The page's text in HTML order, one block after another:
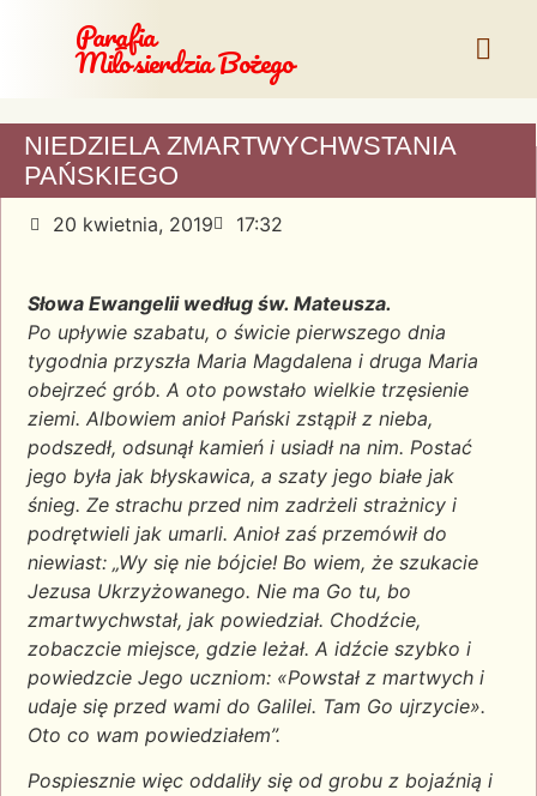
Parafia
Miłosierdzia Bożego
NIEDZIELA ZMARTWYCHWSTANIA
PAŃSKIEGO
20 kwietnia, 2019 17:32
Słowa Ewangelii według św. Mateusza.
Po upływie szabatu, o świcie pierwszego dnia
tygodnia przyszła Maria Magdalena i druga Maria
obejrzeć grób. A oto powstało wielkie trzęsienie
ziemi. Albowiem anioł Pański zstąpił z nieba,
podszedł, odsunął kamień i usiadł na nim. Postać
jego była jak błyskawica, a szaty jego białe jak
śnieg. Ze strachu przed nim zadrżeli strażnicy i
podrętwieli jak umarli. Anioł zaś przemówił do
niewiast: „Wy się nie bójcie! Bo wiem, że szukacie
Jezusa Ukrzyżowanego. Nie ma Go tu, bo
zmartwychwstał, jak powiedział. Chodźcie,
zobaczcie miejsce, gdzie leżał. A idźcie szybko i
powiedzcie Jego uczniom: «Powstał z martwych i
udaje się przed wami do Galilei. Tam Go ujrzycie».
Oto co wam powiedziałem”.
Pospiesznie więc oddaliły się od grobu z bojaźnią i